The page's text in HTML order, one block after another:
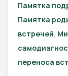
Памятка
Памятка
встречей
переноса